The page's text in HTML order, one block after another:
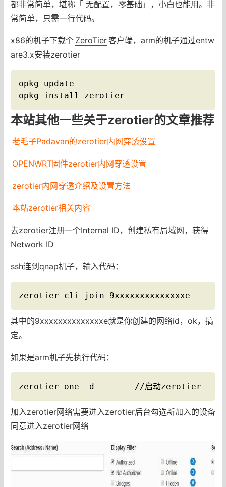
都非常简单，堪称「 无配置，零基础」，小白也能用。非
常简单，只需一行代码。
x86的机子下载个 ZeroTier客户端，arm的机子通过entw
are3.x安装zerotier
opkg update
opkg install zerotier
本站其他一些关于zerotier的文章推荐
老毛子Padavan的zerotier内网穿透设置
OPENWRT固件zerotier内网穿透设置
zerotier内网穿透介绍及设置方法
本站zerotier相关内容
去zerotier注册一个Internal ID，创建私有局域网，获得
Network ID
ssh连到qnap机子，输入代码：
zerotier-cli join 9xxxxxxxxxxxxxxe
其中的9xxxxxxxxxxxxxxe就是你创建的网络id，ok，搞
定。
如果是arm机子先执行代码：
zerotier-one -d        //启动zerotier
加入zerotier网络需要进入zerotier后台勾选新加入的设备
同意进入zerotier网络